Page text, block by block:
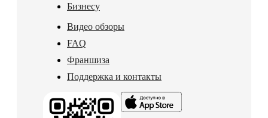
Бизнесу
Видео обзоры
FAQ
Франшиза
Поддержка и контакты